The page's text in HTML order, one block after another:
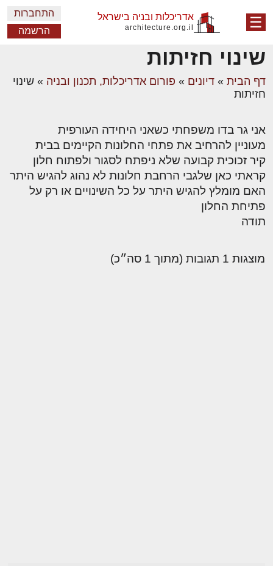
☰ אדריכלות ובניה בישראל
architecture.org.il
התחברות
הרשמה
שינוי חזיתות
דף הבית » דיונים » פורום אדריכלות, תכנון ובניה » שינוי
חזיתות
אני גר בדו משפחתי כשאני היחידה העורפית
מעוניין להרחיב את פתחי החלונות הקיימים בבית
קיר זכוכית קבועה שלא ניפתח לסגור ולפתוח חלון
קראתי כאן שלגבי הרחבת חלונות לא נהוג להגיש היתר
האם מומלץ להגיש היתר על כל השינויים או רק על
פתיחת החלון
תודה
מוצגות 1 תגובות (מתוך 1 סה״כ)